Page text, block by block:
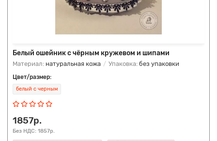
Белый ошейник с чёрным кружевом и шипами
Материал: натуральная кожа Упаковка: без упаковки
Цвет/размер:
белый с черным
1857р.
Без НДС: 1857р.